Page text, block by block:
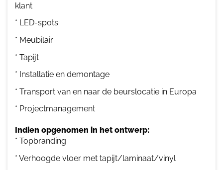
klant
* LED-spots
* Meubilair
* Tapijt
* Installatie en demontage
* Transport van en naar de beurslocatie in Europa
* Projectmanagement
Indien opgenomen in het ontwerp:
* Topbranding
* Verhoogde vloer met tapijt/laminaat/vinyl